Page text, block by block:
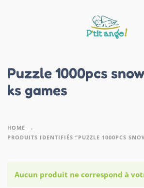
Puzzle 1000pcs
ks games
HOME
PRODUITS IDENTIFIÉS “PUZZLE 1000PCS
Aucun produit ne correspond à